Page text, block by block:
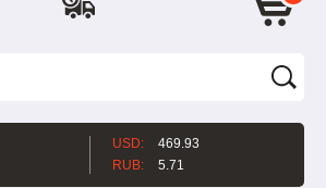
USD:
469.93
RUB:
5.71